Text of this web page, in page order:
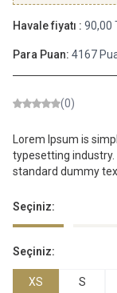
Havale fiyatı : 90,00
Para Puan: 4167
(0)
Lorem Ipsum is
typesetting
standard dummy
Seçiniz:
Seçiniz:
XS S